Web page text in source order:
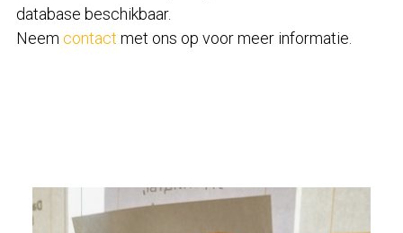
database beschikbaar.
Neem contact met ons op voor meer informatie.